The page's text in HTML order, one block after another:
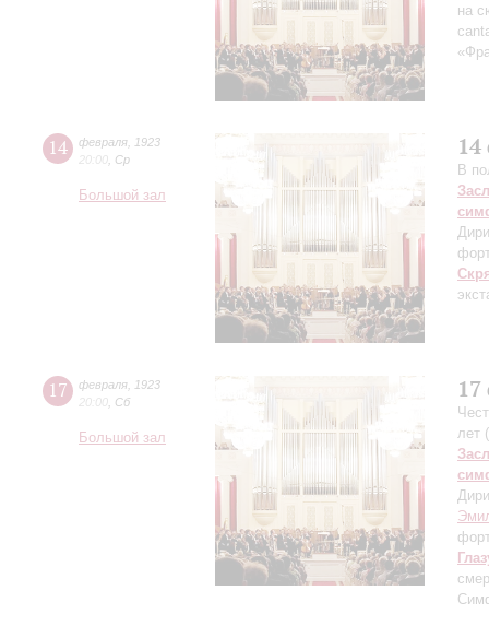
на
14 февраля
1923
20:00 Ср
Большой зал
В
17 февраля
1923
20:00 Сб
Большой зал
лет